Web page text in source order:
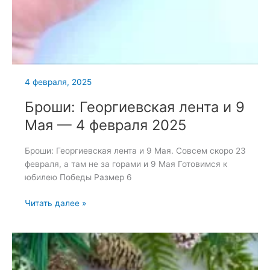
4 февраля, 2025
Броши: Георгиевская лента и 9
Мая — 4 февраля 2025
Броши: Георгиевская лента и 9 Мая. Совсем скоро 23
февраля, а там не за горами и 9 Мая Готовимся к
юбилею Победы Размер 6
Броши:
и
9
Читать далее »